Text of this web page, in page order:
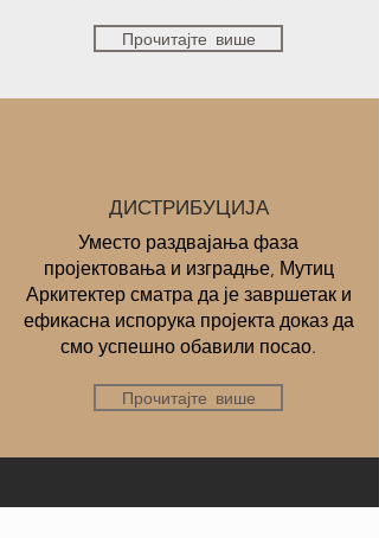
Прочитајте више
ДИСТРИБУЦИЈА
Уместо раздвајања фаза
пројектовања и изградње, Мутиц
Аркитектер сматра да је завршетак и
ефикасна испорука пројекта доказ да
смо успешно обавили посао.
Прочитајте више